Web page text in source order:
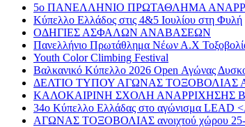
5ο ΠΑΝΕΛΛΗΝΙΟ ΠΡΩΤΑΘΛΗΜΑ
Κύπελλο Ελλάδος στις 4&5 Ιουλίου στη Φυλή
ΟΔΗΓΙΕΣ ΑΣΦΑΛΩΝ ΑΝΑΒΑΣΕΩΝ
Πανελλήνιο Πρωτάθλημα Νέων Α.Χ
Youth Color Climbing Festival
Βαλκανικό Κύπελλο 2026 Open Αγώνας
ΔΕΛΤΙΟ ΤΥΠΟΥ ΑΓΩΝΑΣ ΤΟΞΟΒΟΛΙΑΣ
ΚΑΛΟΚΑΙΡΙΝΗ ΣΧΟΛΗ ΑΝΑΡΡΙΧΗΣΗΣ
34ο Κύπελλο Ελλάδας στο αγώνισμα
ΑΓΩΝΑΣ ΤΟΞΟΒΟΛΙΑΣ ανοιχτού χώρου 25-